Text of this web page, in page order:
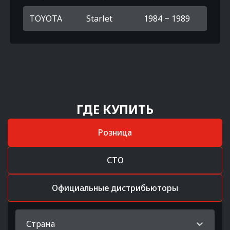
TOYOTA Starlet 1984 ~ 1989
ГДЕ КУПИТЬ
Розница
СТО
Официальные дистрибьюторы
Страна